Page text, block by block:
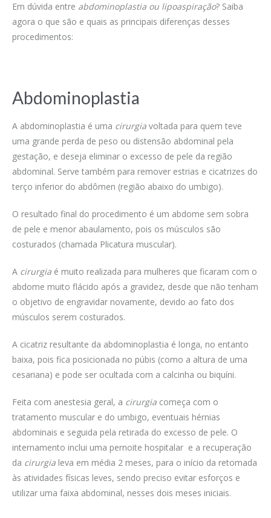
Em dúvida entre abdominoplastia ou lipoaspiração? Saiba
agora o que são e quais as principais diferenças desses
procedimentos:
Abdominoplastia
A abdominoplastia é uma cirurgia voltada para quem teve
uma grande perda de peso ou distensão abdominal pela
gestação, e deseja eliminar o excesso de pele da região
abdominal. Serve também para remover estrias e cicatrizes do
terço inferior do abdômen (região abaixo do umbigo).
O resultado final do procedimento é um abdome sem sobra
de pele e menor abaulamento, pois os músculos são
costurados (chamada Plicatura muscular).
A cirurgia é muito realizada para mulheres que ficaram com o
abdome muito flácido após a gravidez, desde que não tenham
o objetivo de engravidar novamente, devido ao fato dos
músculos serem costurados.
A cicatriz resultante da abdominoplastia é longa, no entanto
baixa, pois fica posicionada no púbis (como a altura de uma
cesariana) e pode ser ocultada com a calcinha ou biquíni.
Feita com anestesia geral, a cirurgia começa com o
tratamento muscular e do umbigo, eventuais hérnias
abdominais e seguida pela retirada do excesso de pele. O
internamento inclui uma pernoite hospitalar e a recuperação
da cirurgia leva em média 2 meses, para o início da retomada
às atividades físicas leves, sendo preciso evitar esforços e
utilizar uma faixa abdominal, nesses dois meses iniciais.